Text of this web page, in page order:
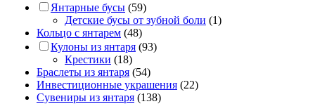
Янтарные бусы (59)
Детские бусы от зубной боли (1)
Кольцо с янтарем (48)
Кулоны из янтаря (93)
Крестики (18)
Браслеты из янтаря (54)
Инвестиционные украшения (22)
Сувениры из янтаря (138)